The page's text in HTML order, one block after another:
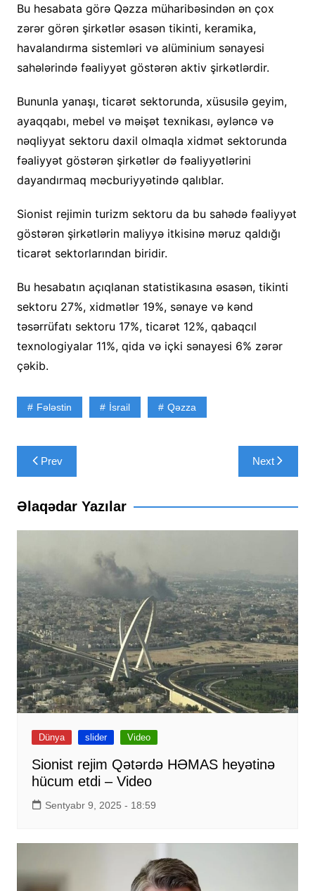
Bu hesabata görə Qəzza müharibəsindən ən çox
zərər görən şirkətlər əsasən tikinti, keramika,
havalandırma sistemləri və alüminium sənayesi
sahələrində fəaliyyət göstərən aktiv şirkətlərdir.
Bununla yanaşı, ticarət sektorunda, xüsusilə geyim,
ayaqqabı, mebel və məişət texnikası, əyləncə və
nəqliyyat sektoru daxil olmaqla xidmət sektorunda
fəaliyyət göstərən şirkətlər də fəaliyyətlərini
dayandırmaq məcburiyyətində qalıblar.
Sionist rejimin turizm sektoru da bu sahədə fəaliyyət
göstərən şirkətlərin maliyyə itkisinə məruz qaldığı
ticarət sektorlarından biridir.
Bu hesabatın açıqlanan statistikasına əsasən, tikinti
sektoru 27%, xidmətlər 19%, sənaye və kənd
təsərrüfatı sektoru 17%, ticarət 12%, qabaqcıl
texnologiyalar 11%, qida və içki sənayesi 6% zərər
çəkib.
Fələstin İsrail Qəzza
Yazı
naviqasiyası
Prev Next
Əlaqədar Yazılar
Dünya slider Video
Sionist rejim Qətərdə HƏMAS heyətinə
hücum etdi – Video
Sentyabr 9, 2025 - 18:59